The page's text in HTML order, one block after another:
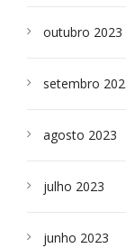
outubro 2023
setembro
agosto 2023
julho 2023
junho 2023